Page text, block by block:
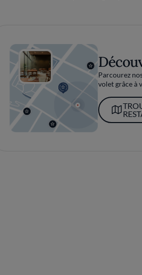
Parcourez
volet grâce à